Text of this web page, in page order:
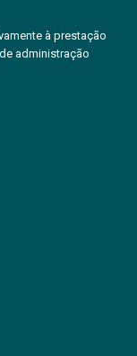
à prestação
administração